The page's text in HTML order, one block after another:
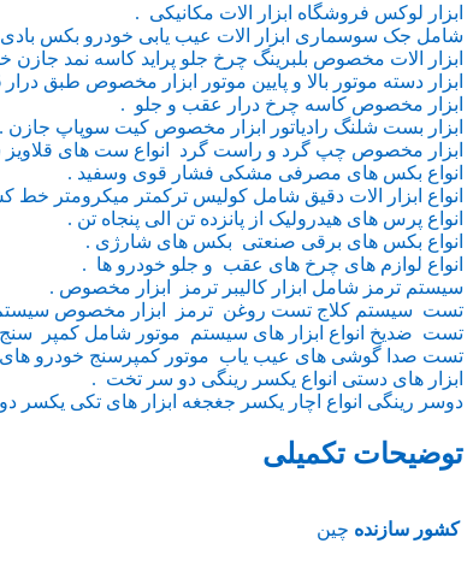
ابزار لوکس فروشگاه ابزار الات مکانیکی .
شامل جک سوسماری ابزار الات عیب یابی خودرو بکس
ابزار الات مخصوص بلبرینگ چرخ جلو پراید کاسه نمد جازن
ابزار دسته موتور بالا و پایین موتور ابزار مخصوص طبق درار 206 .
ابزار مخصوص کاسه چرخ درار عقب و جلو .
ابزار بست شلنگ رادیاتور ابزار مخصوص کیت سوپاپ جازن .
ابزار مخصوص چپ گرد و راست گرد انواع ست های
انواع بکس های مصرفی مشکی فشار قوی وسفید .
انواع ابزار الات دقیق شامل کولیس ترکمتر میکرومتر
انواع پرس های هیدرولیک از پانزده تن الی پنجاه تن .
انواع بکس های برقی صنعتی بکس های شارژی .
انواع لوازم های چرخ های عقب و جلو خودرو ها .
سیستم ترمز شامل ابزار کالیبر ترمز ابزار مخصوص .
تست سیستم کلاج تست روغن ترمز ابزار مخصوص سیستم
تست ضدیخ انواع ابزار های سیستم موتور شامل کمپر
تست صدا گوشی های عیب یاب موتور کمپرسنج خودرو های
ابزار های دستی انواع یکسر رینگی دو سر تخت .
دوسر رینگی انواع اچار یکسر جغجغه ابزار های تکی یکسر
توضیحات تکمیلی
کشور سازنده چین